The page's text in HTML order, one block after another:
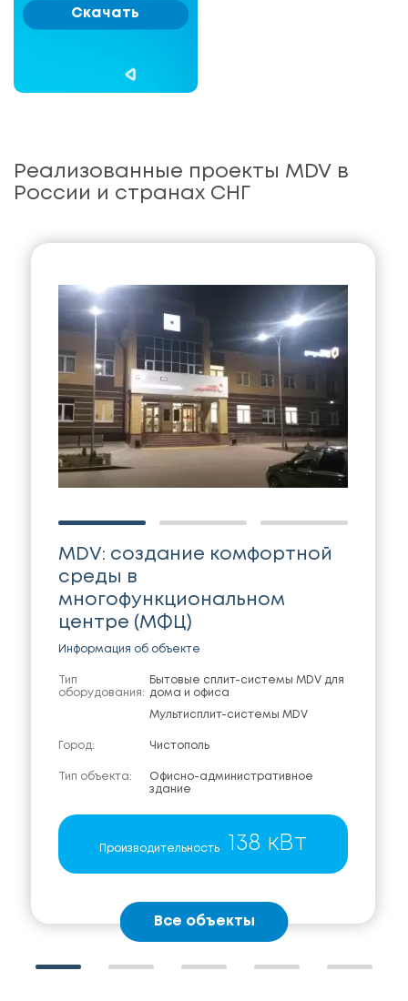
Скачать
Реализованные проекты MDV в
России и странах СНГ
MDV: создание комфортной
среды в
многофункциональном
центре (МФЦ)
Информация об объекте
Тип
оборудования:
Бытовые сплит-системы MDV для
дома и офиса
Мультисплит-системы MDV
Город: Чистополь
Тип объекта:
Офисно-административное
здание
Производительность 138 кВт
Все объекты